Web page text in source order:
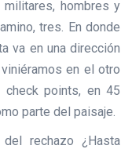
hombres y
tres. En donde
va en una dirección
en el otro
check points, en 45
parte del paisaje.
rechazo ¿Hasta